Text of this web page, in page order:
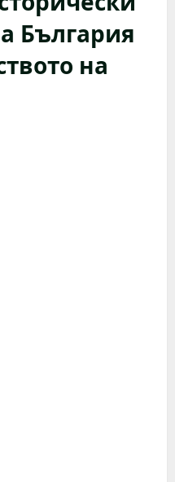
България
на